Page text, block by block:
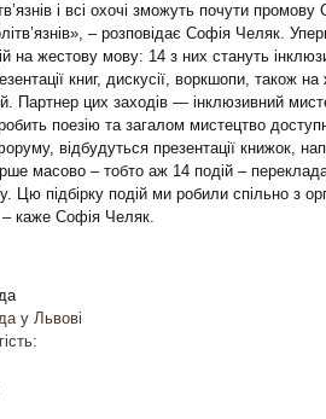
і всі охочі зможуть почути
– розповідає Софія Челяк.
на жестову мову: 14 з них стануть
книг, дискусії, воркшопи, також
Партнер цих заходів — інклюзивний
поезію та загалом мистецтво
відбудуться презентації книжок,
масово – тобто аж 14 подій –
підбірку подій ми робили спільно з
– каже Софія Челяк.
у Львові